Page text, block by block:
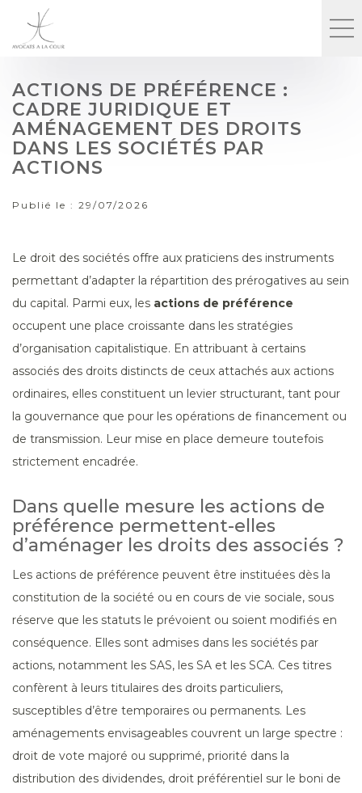
ACTIONS DE PRÉFÉRENCE :
CADRE JURIDIQUE ET
AMÉNAGEMENT DES DROITS
DANS LES SOCIÉTÉS PAR
ACTIONS
Publié le : 29/07/2026
Le droit des sociétés offre aux praticiens des instruments
permettant d’adapter la répartition des prérogatives au sein
du capital. Parmi eux, les actions de préférence
occupent une place croissante dans les stratégies
d’organisation capitalistique. En attribuant à certains
associés des droits distincts de ceux attachés aux actions
ordinaires, elles constituent un levier structurant, tant pour
la gouvernance que pour les opérations de financement ou
de transmission. Leur mise en place demeure toutefois
strictement encadrée.
Dans quelle mesure les actions de
préférence permettent-elles
d’aménager les droits des associés ?
Les actions de préférence peuvent être instituées dès la
constitution de la société ou en cours de vie sociale, sous
réserve que les statuts le prévoient ou soient modifiés en
conséquence. Elles sont admises dans les sociétés par
actions, notamment les SAS, les SA et les SCA. Ces titres
confèrent à leurs titulaires des droits particuliers,
susceptibles d’être temporaires ou permanents. Les
aménagements envisageables couvrent un large spectre :
droit de vote majoré ou supprimé, priorité dans la
distribution des dividendes, droit préférentiel sur le boni de